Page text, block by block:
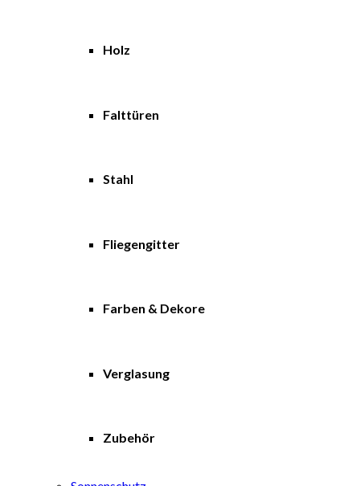
Holz
Falttüren
Stahl
Fliegengitter
Farben & Dekore
Verglasung
Zubehör